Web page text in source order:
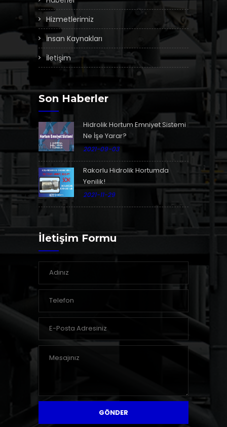
Hizmetlerimiz
İnsan Kaynakları
İletişim
Son Haberler
Hidrolik Hortum Emniyet Sistemi
Ne İşe Yarar?
2021-09-03
Rakorlu Hidrolik Hortumda
Yenilik!
2021-11-29
İletişim Formu
GÖNDER